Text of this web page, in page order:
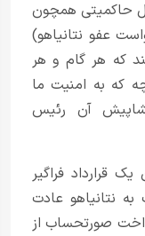
حاکمیتی همچون
عفو نتانیاهو)
که هر گام و هر
که به امنیت ما
آن رئیس
قرارداد فراگیر
نتانیاهو عادت
صورتحساب از